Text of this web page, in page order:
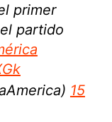
primer
partido
15